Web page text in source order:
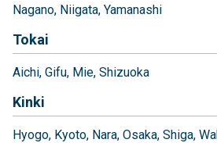
Nagano Niigata Yamanashi
Tokai
Aichi Gifu Mie Shizuoka
Kinki
Hyogo Kyoto Nara Osaka Shiga